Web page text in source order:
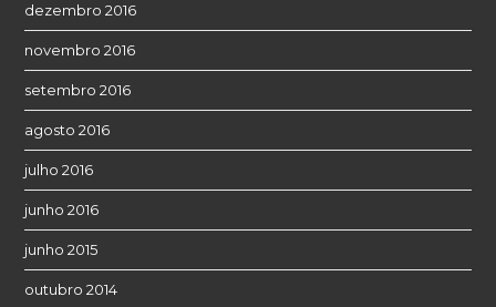
dezembro 2016
novembro 2016
setembro 2016
agosto 2016
julho 2016
junho 2016
junho 2015
outubro 2014